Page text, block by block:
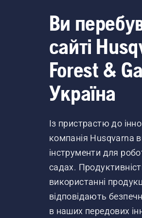
Ви
сайті
Forest &
Україна
Із пристрастю до
компанія Husqvarna
інструменти для
садах.
використанні
відповідають
в наших передових